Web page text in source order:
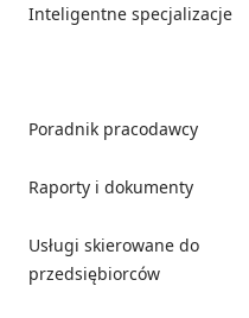
Inteligentne specjalizacje
Poradnik pracodawcy
Raporty i dokumenty
Usługi skierowane do
przedsiębiorców